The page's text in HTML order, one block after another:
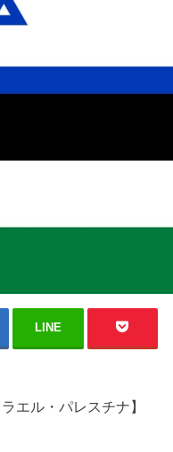
LINE
エル・パレスチナ】